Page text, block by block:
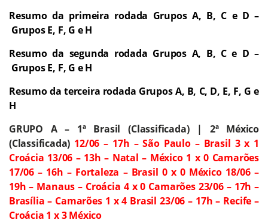
Resumo da primeira rodada Grupos A, B, C e D –
Grupos E, F, G e H
Resumo da segunda rodada Grupos A, B, C e D –
Grupos E, F, G e H
Resumo da terceira rodada Grupos A, B, C, D, E, F, G e
H
GRUPO A – 1ª Brasil (Classificada) | 2ª México
(Classificada) 12/06 – 17h – São Paulo – Brasil 3 x 1
Croácia 13/06 – 13h – Natal – México 1 x 0 Camarões
17/06 – 16h – Fortaleza – Brasil 0 x 0 México 18/06 –
19h – Manaus – Croácia 4 x 0 Camarões 23/06 – 17h –
Brasília – Camarões 1 x 4 Brasil 23/06 – 17h – Recife –
Croácia 1 x 3 México